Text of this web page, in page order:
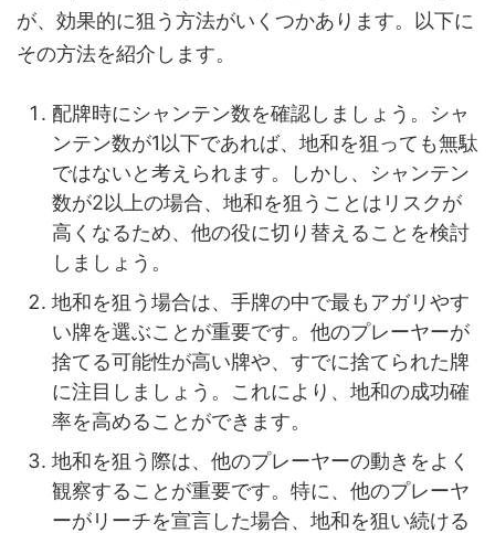
が、効果的に狙う方法がいくつかあります。以下に
その方法を紹介します。
配牌時にシャンテン数を確認しましょう。シャ
ンテン数が1以下であれば、地和を狙っても無駄
ではないと考えられます。しかし、シャンテン
数が2以上の場合、地和を狙うことはリスクが
高くなるため、他の役に切り替えることを検討
しましょう。
地和を狙う場合は、手牌の中で最もアガリやす
い牌を選ぶことが重要です。他のプレーヤーが
捨てる可能性が高い牌や、すでに捨てられた牌
に注目しましょう。これにより、地和の成功確
率を高めることができます。
地和を狙う際は、他のプレーヤーの動きをよく
観察することが重要です。特に、他のプレーヤ
ーがリーチを宣言した場合、地和を狙い続ける